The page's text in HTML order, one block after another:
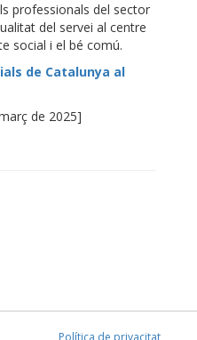
professionals del sector
del servei al centre
social i el bé comú.
de Catalunya al
de 2025]
Política de privacitat